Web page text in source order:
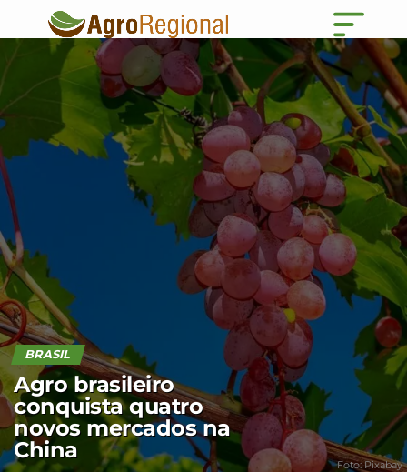
BRASIL
Agro brasileiro
conquista quatro
novos mercados na
China
Foto: Pixabay